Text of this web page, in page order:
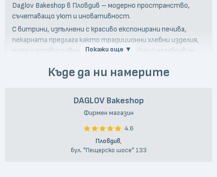
Daglov Bakeshop в Пловдив – модерно пространство,
съчетаващо уют и иновативност.
С витрини, изпълнени с красиво експонирани печива,
пекарната предлага както традиционни хлебни изделия,
така и здравословни кулинарни шедьоври с незабравим
почитатели, които оценяват не само вкуса, но и
Покажи още ▼
Къде да ни намерите
DAGLOV Bakeshop
Фирмен магазин
4.6
Пловдив,
бул. "Пещерско шосе" 133